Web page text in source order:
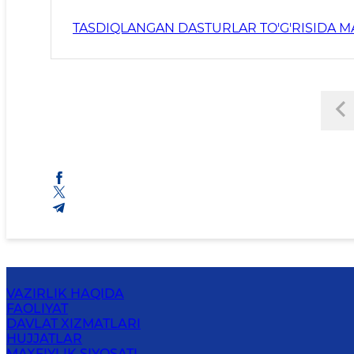
TASDIQLANGAN DASTURLAR TO'G'RISIDA
VAZIRLIK HAQIDA
FAOLIYAT
DAVLAT XIZMATLARI
HUJJATLAR